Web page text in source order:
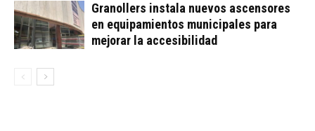
Granollers instala nuevos ascensores
en equipamientos municipales para
mejorar la accesibilidad